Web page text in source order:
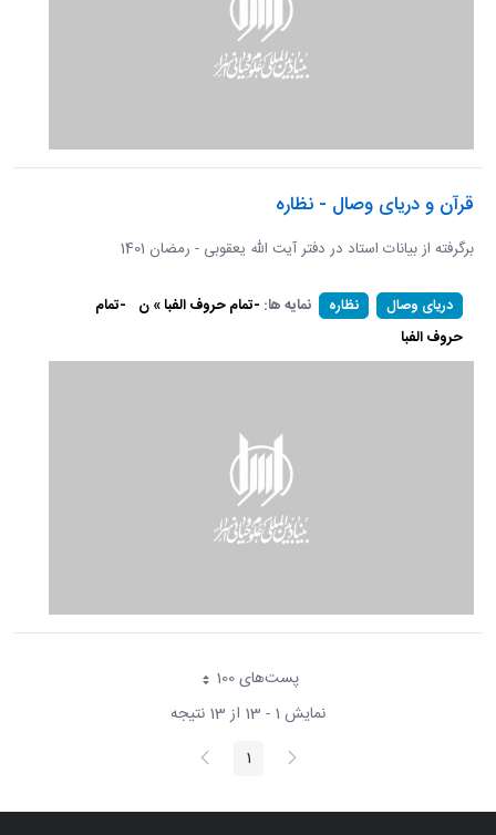
قرآن و دریای وصال - نظاره
برگرفته از بیانات استاد در دفتر آیت الله یعقوبی - رمضان 1401
دریای وصال نظاره نمایه ها: -تمام حروف الفبا » ن -تمام
حروف الفبا
پست‌‌های 100هر صفحه
نمایش 1 - 13 از 13 نتیجه
پیغام
قبلی صفحه1 صفحه
بعد